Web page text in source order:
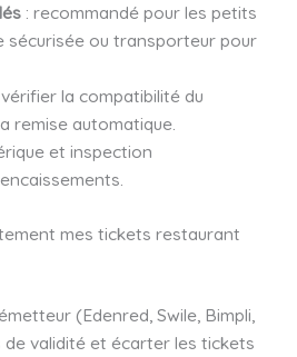
: recommandé pour les petits
sécurisée ou transporteur pour
la compatibilité du
remise automatique.
et inspection
mes tickets restaurant
(Edenred, Swile, Bimpli,
validité et écarter les tickets